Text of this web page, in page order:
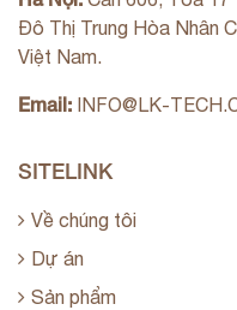
Đô Thị Trung Hòa Nhân
Việt Nam.
Email: INFO@LK-
SITELINK
Về chúng tôi
Dự án
Sản phẩm